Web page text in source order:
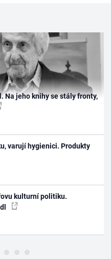
Na jeho knihy se stály fronty,
varují hygienici. Produkty
kulturní politiku.